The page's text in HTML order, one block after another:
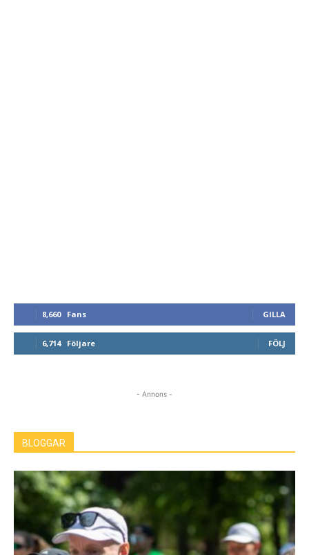
8,660 Fans GILLA
6,714 Följare FÖLJ
- Annons -
BLOGGAR